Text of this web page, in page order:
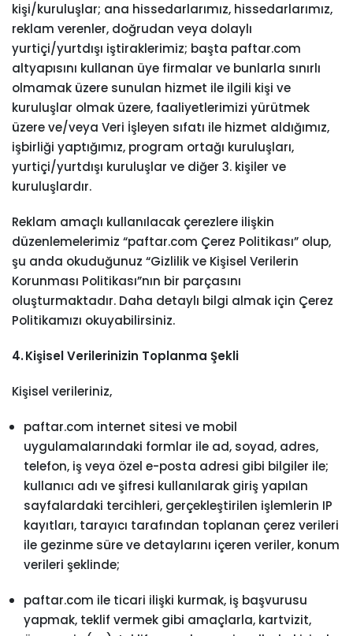
kişi/kuruluşlar; ana hissedarlarımız, hissedarlarımız,
reklam verenler, doğrudan veya dolaylı
yurtiçi/yurtdışı iştiraklerimiz; başta paftar.com
altyapısını kullanan üye firmalar ve bunlarla sınırlı
olmamak üzere sunulan hizmet ile ilgili kişi ve
kuruluşlar olmak üzere, faaliyetlerimizi yürütmek
üzere ve/veya Veri İşleyen sıfatı ile hizmet aldığımız,
işbirliği yaptığımız, program ortağı kuruluşları,
yurtiçi/yurtdışı kuruluşlar ve diğer 3. kişiler ve
kuruluşlardır.
Reklam amaçlı kullanılacak çerezlere ilişkin
düzenlemelerimiz “paftar.com Çerez Politikası” olup,
şu anda okuduğunuz “Gizlilik ve Kişisel Verilerin
Korunması Politikası”nın bir parçasını
oluşturmaktadır. Daha detaylı bilgi almak için Çerez
Politikamızı okuyabilirsiniz.
4. Kişisel Verilerinizin Toplanma Şekli
Kişisel verileriniz,
paftar.com internet sitesi ve mobil
uygulamalarındaki formlar ile ad, soyad, adres,
telefon, iş veya özel e-posta adresi gibi bilgiler ile;
kullanıcı adı ve şifresi kullanılarak giriş yapılan
sayfalardaki tercihleri, gerçekleştirilen işlemlerin IP
kayıtları, tarayıcı tarafından toplanan çerez verileri
ile gezinme süre ve detaylarını içeren veriler, konum
verileri şeklinde;
paftar.com ile ticari ilişki kurmak, iş başvurusu
yapmak, teklif vermek gibi amaçlarla, kartvizit,